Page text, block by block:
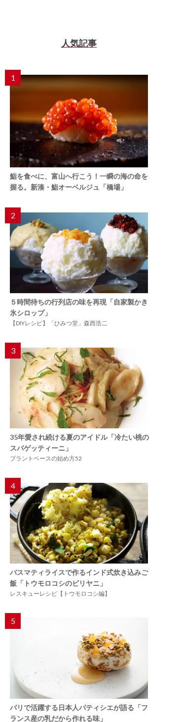
人気記事
1
鮨を食べに、富山へ行こう！一瞬の海の命を
握る。新湊・鮨オーベルジュ「橋場」
2
５時間待ちの行列店の味を再現「自家製かき
氷シロップ」
【DIYレシピ】「ひみつ堂」森西浩二
3
35年愛され続ける夏のアイドル「冷たい桃の
スパゲッティーニ」
プラントベースの始め方52
4
バスマティライスで作るインド式炊き込みご
飯「トウモロコシのビリヤニ」
レスキューレシピ【トウモロコシ編】
5
パリで活躍する日本人パティシエが語る「フ
ランス産の乳だから作れる味」